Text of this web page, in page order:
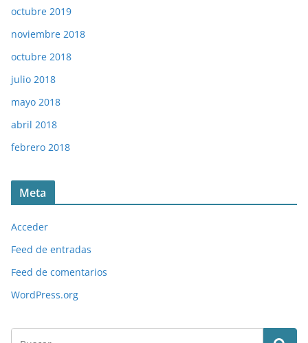
octubre 2019
noviembre 2018
octubre 2018
julio 2018
mayo 2018
abril 2018
febrero 2018
Meta
Acceder
Feed de entradas
Feed de comentarios
WordPress.org